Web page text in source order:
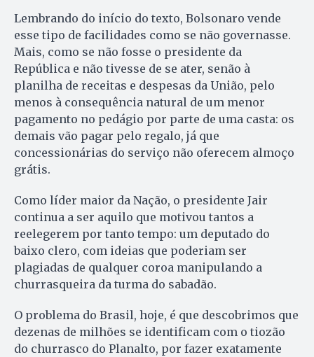
Lembrando do início do texto, Bolsonaro vende
esse tipo de facilidades como se não governasse.
Mais, como se não fosse o presidente da
República e não tivesse de se ater, senão à
planilha de receitas e despesas da União, pelo
menos à consequência natural de um menor
pagamento no pedágio por parte de uma casta: os
demais vão pagar pelo regalo, já que
concessionárias do serviço não oferecem almoço
grátis.
Como líder maior da Nação, o presidente Jair
continua a ser aquilo que motivou tantos a
reelegerem por tanto tempo: um deputado do
baixo clero, com ideias que poderiam ser
plagiadas de qualquer coroa manipulando a
churrasqueira da turma do sabadão.
O problema do Brasil, hoje, é que descobrimos que
dezenas de milhões se identificam com o tiozão
do churrasco do Planalto, por fazer exatamente